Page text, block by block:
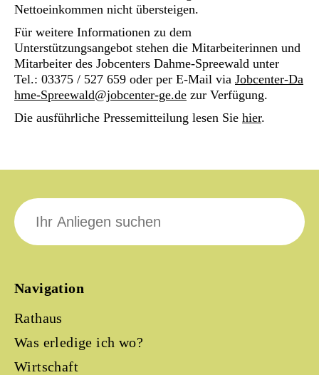
Nettoeinkommen nicht übersteigen.
Für weitere Informationen zu dem
Unterstützungsangebot stehen die Mitarbeiterinnen und
Mitarbeiter des Jobcenters Dahme-Spreewald unter
Tel.: 03375 / 527 659 oder per E-Mail via Jobcenter-Da
hme-Spreewald@jobcenter-ge.de zur Verfügung.
Die ausführliche Pressemitteilung lesen Sie hier.
Navigation
Rathaus
Was erledige ich wo?
Wirtschaft
Suche
nach: